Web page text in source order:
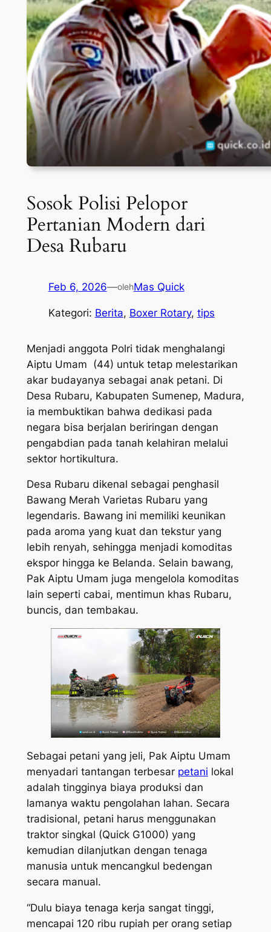
Sosok Polisi Pelopor
Pertanian Modern dari
Desa Rubaru
Feb 6, 2026—olehMas Quick
Kategori: Berita, Boxer Rotary, tips
Menjadi anggota Polri tidak menghalangi
Aiptu Umam (44) untuk tetap melestarikan
akar budayanya sebagai anak petani. Di
Desa Rubaru, Kabupaten Sumenep, Madura,
ia membuktikan bahwa dedikasi pada
negara bisa berjalan beriringan dengan
pengabdian pada tanah kelahiran melalui
sektor hortikultura.
Desa Rubaru dikenal sebagai penghasil
Bawang Merah Varietas Rubaru yang
legendaris. Bawang ini memiliki keunikan
pada aroma yang kuat dan tekstur yang
lebih renyah, sehingga menjadi komoditas
ekspor hingga ke Belanda. Selain bawang,
Pak Aiptu Umam juga mengelola komoditas
lain seperti cabai, mentimun khas Rubaru,
buncis, dan tembakau.
Sebagai petani yang jeli, Pak Aiptu Umam
menyadari tantangan terbesar petani lokal
adalah tingginya biaya produksi dan
lamanya waktu pengolahan lahan. Secara
tradisional, petani harus menggunakan
traktor singkal (Quick G1000) yang
kemudian dilanjutkan dengan tenaga
manusia untuk mencangkul bedengan
secara manual.
“Dulu biaya tenaga kerja sangat tinggi,
mencapai 120 ribu rupiah per orang setiap